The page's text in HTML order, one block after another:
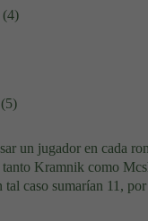
(4)
un jugador en cada
Kramnik como
tal caso sumarían 11,